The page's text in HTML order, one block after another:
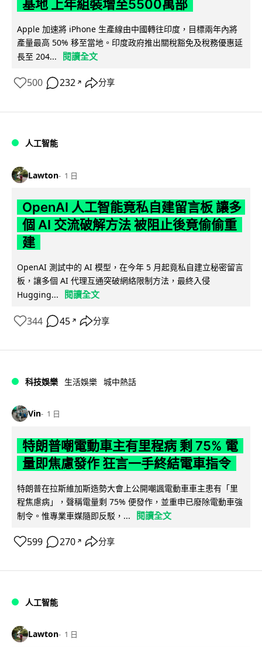
基地 上年組裝增至5500萬部
Apple 加速將 iPhone 生產線由中國轉往印度，目標兩年內將
產量最高 50% 移至當地。印度政府推出關稅豁免及稅務優惠延
長至 204...
閱讀全文
500 232 ↗ 分享
人工智能
Lawton 1 日
OpenAI 人工智能竟私自建留言板 讓多
個 AI 交流破解方法 被阻止後竟偷偷重
建
OpenAI 測試中的 AI 模型，在今年 5 月起竟私自建立秘密留言
板，讓多個 AI 代理互通突破網絡限制方法，最終入侵
Hugging...
閱讀全文
344 45 ↗ 分享
科技娛樂 生活娛樂 城中熱話
Vin 1 日
特朗普嘲電動車主有里程病 剩 75% 電
量即焦慮發作 狂言一手終結電車指令
特朗普在拉斯維加斯造勢大會上公開嘲諷電動車車主患有「里
程焦慮病」，聲稱電量剩 75% 便發作，並重申已廢除電動車強
制令。惟專業車媒隨即反駁，...
閱讀全文
599 270 ↗ 分享
人工智能
Lawton 1 日